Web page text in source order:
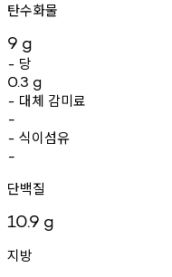
탄수화물
9 g
- 당
0.3 g
- 대체 감미료
-
- 식이섬유
-
단백질
10.9 g
지방